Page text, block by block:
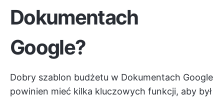
Dokumentach
Google?
Dobry szablon budżetu w Dokumentach Google
powinien mieć kilka kluczowych funkcji, aby był